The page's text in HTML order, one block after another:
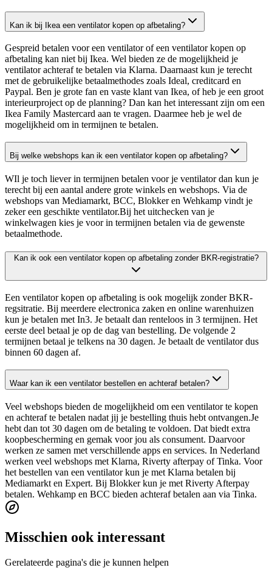
Kan ik bij Ikea een ventilator kopen op afbetaling?
Gespreid betalen voor een ventilator of een ventilator kopen op
afbetaling kan niet bij Ikea. Wel bieden ze de mogelijkheid je
ventilator achteraf te betalen via Klarna. Daarnaast kun je terecht
met de gebruikelijke betaalmethodes zoals Ideal, creditcard en
Paypal. Ben je grote fan en vaste klant van Ikea, of heb je een groot
interieurproject op de planning? Dan kan het interessant zijn om een
Ikea Family Mastercard aan te vragen. Daarmee heb je wel de
mogelijkheid om in termijnen te betalen.
Bij welke webshops kan ik een ventilator kopen op afbetaling?
WIl je toch liever in termijnen betalen voor je ventilator dan kun je
terecht bij een aantal andere grote winkels en webshops. Via de
webshops van Mediamarkt, BCC, Blokker en Wehkamp vindt je
zeker een geschikte ventilator.Bij het uitchecken van je
winkelwagen kies je voor in termijnen betalen via de gewenste
betaalmethode.
Kan ik ook een ventilator kopen op afbetaling zonder BKR-registratie?
Een ventilator kopen op afbetaling is ook mogelijk zonder BKR-
regsitratie. Bij meerdere electronica zaken en online warenhuizen
kun je betalen met In3. Je betaalt dan renteloos in 3 termijnen. Het
eerste deel betaal je op de dag van bestelling. De volgende 2
termijnen betaal je telkens na 30 dagen. Je betaalt de ventilator dus
binnen 60 dagen af.
Waar kan ik een ventilator bestellen en achteraf betalen?
Veel webshops bieden de mogelijkheid om een ventilator te kopen
en achteraf te betalen nadat jij je bestelling thuis hebt ontvangen.Je
hebt dan tot 30 dagen om de betaling te voldoen. Dat biedt extra
koopbescherming en gemak voor jou als consument. Daarvoor
werken ze samen met verschillende apps en services. In Nederland
werken veel webshops met Klarna, Riverty afterpay of Tinka. Voor
het bestellen van een ventilator kun je met Klarna betalen bij
Mediamarkt en Expert. Bij Blokker kun je met Riverty Afterpay
betalen. Wehkamp en BCC bieden achteraf betalen aan via Tinka.
Misschien ook interessant
Gerelateerde pagina's die je kunnen helpen